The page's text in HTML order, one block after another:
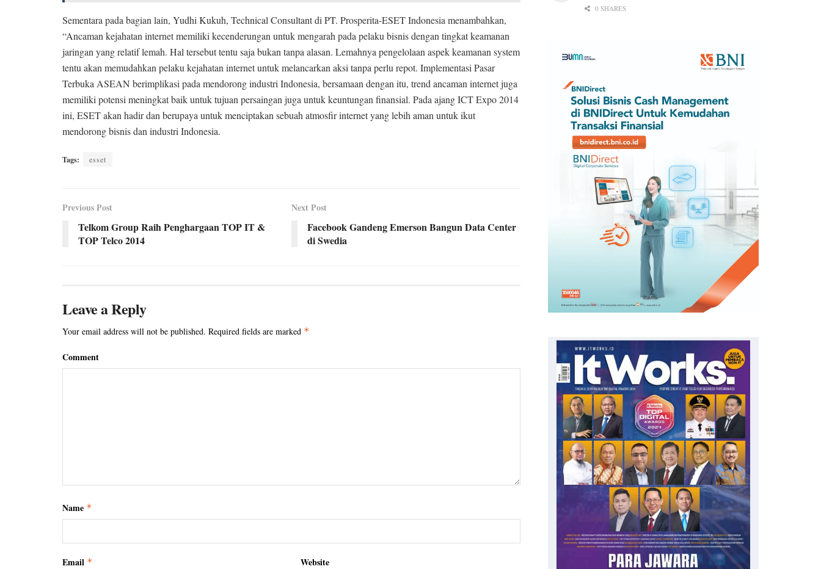
Sementara pada bagian lain, Yudhi Kukuh, Technical Consultant di PT. Prosperita-ESET Indonesia menambahkan,
“Ancaman kejahatan internet memiliki kecenderungan untuk mengarah pada pelaku bisnis dengan tingkat keamanan
jaringan yang relatif lemah. Hal tersebut tentu saja bukan tanpa alasan. Lemahnya pengelolaan aspek keamanan system
tentu akan memudahkan pelaku kejahatan internet untuk melancarkan aksi tanpa perlu repot. Implementasi Pasar
Terbuka ASEAN berimplikasi pada mendorong industri Indonesia, bersamaan dengan itu, trend ancaman internet juga
memiliki potensi meningkat baik untuk tujuan persaingan juga untuk keuntungan finansial. Pada ajang ICT Expo 2014
ini, ESET akan hadir dan berupaya untuk menciptakan sebuah atmosfir internet yang lebih aman untuk ikut
mendorong bisnis dan industri Indonesia.
Tags: esset
Previous Post
Telkom Group Raih Penghargaan TOP IT &
TOP Telco 2014
Next Post
Facebook Gandeng Emerson Bangun Data Center
di Swedia
Leave a Reply
Your email address will not be published. Required fields are marked *
Comment
Name *
Email * Website
0 SHARES